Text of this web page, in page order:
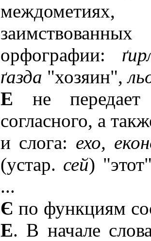
орфографии:
ґазда "хозяин",
Е не передает
согласного, а
и слога: ехо,
(устар. сей)
...
Є по функциям
Е. В начале